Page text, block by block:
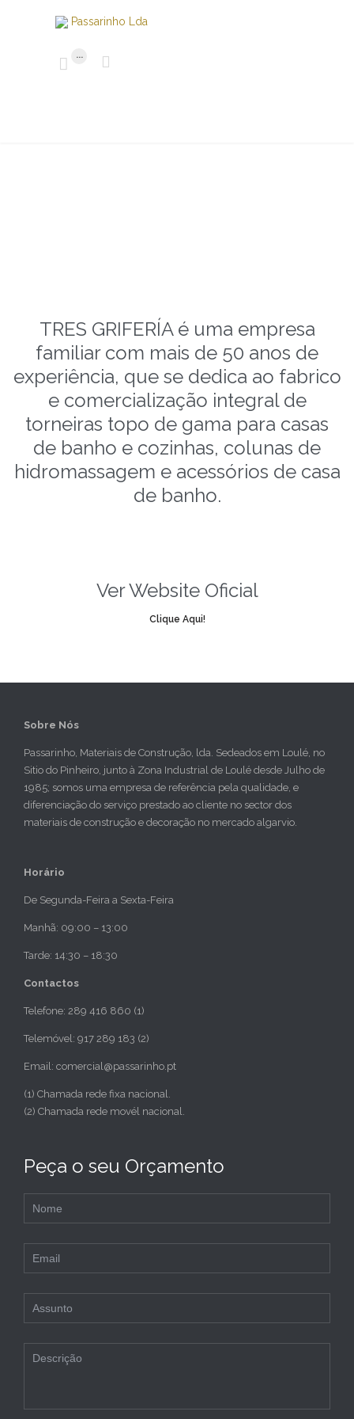
 ... 
TRES GRIFERÍA é uma empresa
familiar com mais de 50 anos de
experiência, que se dedica ao fabrico
e comercialização integral de
torneiras topo de gama para casas
de banho e cozinhas, colunas de
hidromassagem e acessórios de casa
de banho.
Ver Website Oficial
Clique Aqui!
Sobre Nós
Passarinho, Materiais de Construção, lda. Sedeados em Loulé, no
Sitio do Pinheiro, junto à Zona Industrial de Loulé desde Julho de
1985; somos uma empresa de referência pela qualidade, e
diferenciação do serviço prestado ao cliente no sector dos
materiais de construção e decoração no mercado algarvio.
Horário
De Segunda-Feira a Sexta-Feira
Manhã: 09:00 – 13:00
Tarde: 14:30 – 18:30
Contactos
Telefone: 289 416 860 (1)
Telemóvel: 917 289 183 (2)
Email: comercial@passarinho.pt
(1) Chamada rede fixa nacional.
(2) Chamada rede movél nacional.
Peça o seu Orçamento